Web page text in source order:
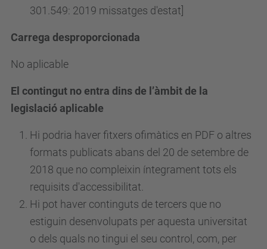
301.549: 2019 missatges d'estat]
Carrega desproporcionada
No aplicable
El contingut no entra dins de l’àmbit de la
legislació aplicable
Hi podria haver fitxers ofimàtics en PDF o altres
formats publicats abans del 20 de setembre de
2018 que no compleixin íntegrament tots els
requisits d'accessibilitat.
Hi pot haver continguts de tercers que no
estiguin desenvolupats per aquesta universitat
o dels quals no tingui el seu control, com, per